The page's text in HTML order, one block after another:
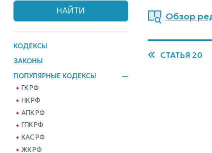
КОДЕКСЫ
ЗАКОНЫ
ПОПУЛЯРНЫЕ КОДЕКСЫ
ГК РФ
НК РФ
АПК РФ
ГПК РФ
КАС РФ
ЖК РФ
Обзор
СТАТЬЯ 20